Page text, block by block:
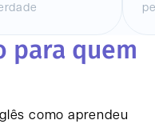
para quem
como aprendeu